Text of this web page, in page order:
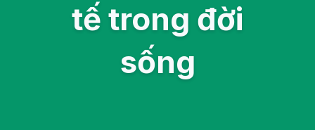
tế trong đời
sống